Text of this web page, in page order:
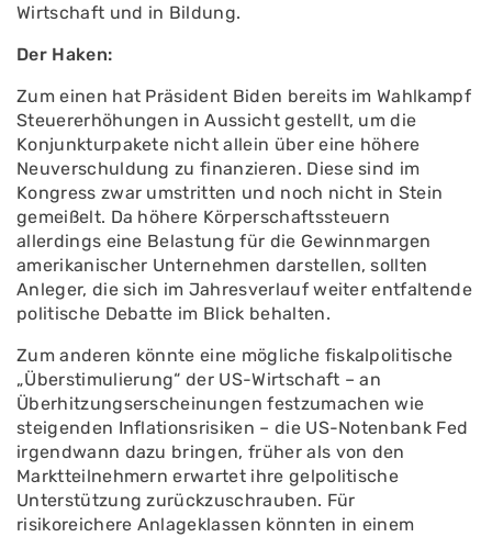
Wirtschaft und in Bildung.
Der Haken:
Zum einen hat Präsident Biden bereits im Wahlkampf
Steuererhöhungen in Aussicht gestellt, um die
Konjunkturpakete nicht allein über eine höhere
Neuverschuldung zu finanzieren. Diese sind im
Kongress zwar umstritten und noch nicht in Stein
gemeißelt. Da höhere Körperschaftssteuern
allerdings eine Belastung für die Gewinnmargen
amerikanischer Unternehmen darstellen, sollten
Anleger, die sich im Jahresverlauf weiter entfaltende
politische Debatte im Blick behalten.
Zum anderen könnte eine mögliche fiskalpolitische
„Überstimulierung“ der US-Wirtschaft – an
Überhitzungserscheinungen festzumachen wie
steigenden Inflationsrisiken – die US-Notenbank Fed
irgendwann dazu bringen, früher als von den
Marktteilnehmern erwartet ihre gelpolitische
Unterstützung zurückzuschrauben. Für
risikoreichere Anlageklassen könnten in einem